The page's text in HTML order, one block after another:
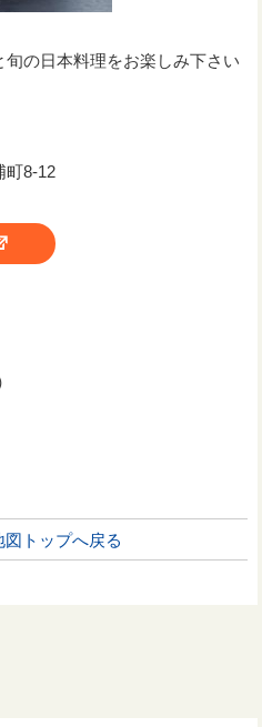
の日本料理をお楽しみ下さい
町8-12
トップへ戻る